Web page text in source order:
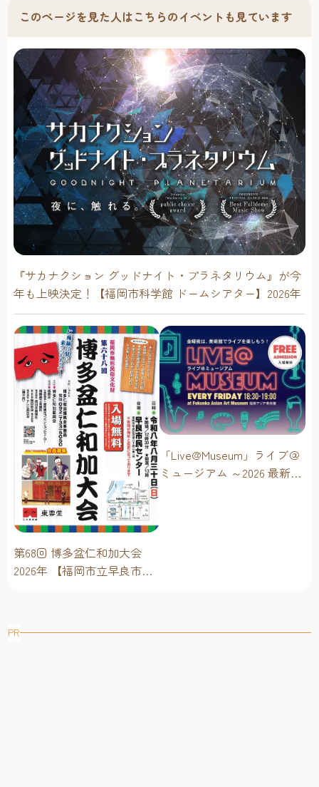
ごとの任意の時間開始から30分間 ・出題方式： 初級：多
問1点 合計80問出題 子ども：多肢選択式1問1点 合計30
問出題 ※中・上級は同一問題を使用し、得点に応じて合
格を判定します。・合格基準： 初級：7割以上（35点以
上） 中級：6割以上8割未満（48点～63点） 上級：8割以
上（64点以上） 子ども：6割以上（18点以上）・受検料
（税込） 初級：2,600円（学生は受検料無料） 中級・上
級：3,600円（学生は受検料無料） 子ども：無料 ※団体
（10名以上）受検の場合は、初級2,000円、中級・上級2,800
円（学生は受検料無料）子ども無料・申込方法：「福岡検
定」ホームページ より・お問い合わせ：「福岡検定」実行
委員会（福岡市経済観光文化局 観光産業課）092-711-4353
【問い合わせ】「福岡検定」実行委員会 092-711-4353
客らを迎え入れたとされる。昭和62年（1987）、平和台球
場外野席改修の際、遺構の残存が発見され、翌年から発掘
調査が始まった。展示館では発掘された遺構や大陸外交の
歴史、出土した交易品などが見られる。
このページを見た人はこちらのイベントも見ています
『サカナクション グッドナイト・プラネタリウム』が今
年も上映決定！【福岡市科学館 ドームシアター】2026年
第68回 博多盆仁和加大会
2026年 【福岡市立早良市民
「Live@Museum」ライブ＠
ミュージアム ～2026 最新イ
PR